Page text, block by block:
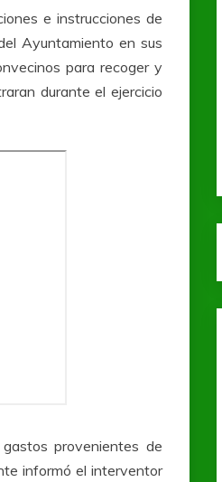
e instrucciones de
Ayuntamiento en sus
para recoger y
durante el ejercicio
provenientes de
informó el interventor